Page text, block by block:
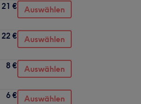
21 € Auswählen
22 € Auswählen
8 € Auswählen
6 € Auswählen